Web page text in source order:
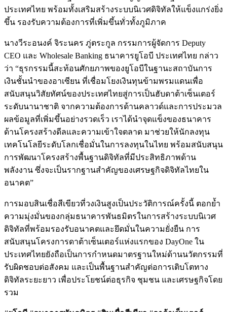
ประเทศไทย พร้อมทั้งเสริมสร้างระบบนิเวศดิจิทัลให้แข็งแกร่งยิ่ง
ขึ้น รองรับความต้องการที่เพิ่มขึ้นทั่วทั้งภูมิภาค
นางวีระอนงค์ จิระนคร ภู่ตระกูล กรรมการผู้จัดการ Deputy
CEO และ Wholesale Banking ธนาคารยูโอบี ประเทศไทย กล่าว
ว่า “ธุรกรรมนี้สะท้อนศักยภาพของยูโอบีในฐานะสถาบันการ
เงินชั้นนำของอาเซียน ที่เชื่อมโยงเงินทุนข้ามพรมแดนเพื่อ
สนับสนุนวิสัยทัศน์ของประเทศไทยสู่การเป็นฮับดาต้าเซ็นเตอร์
ระดับนานาชาติ จากความต้องการด้านคลาวด์และการประมวล
ผลข้อมูลที่เพิ่มขึ้นอย่างรวดเร็ว เราได้นำจุดแข็งของธนาคาร
ด้านโครงสร้างดีลและความเข้าใจตลาด มาช่วยให้นักลงทุน
เทคโนโลยีระดับโลกเชื่อมั่นในการลงทุนในไทย พร้อมสนับสนุน
การพัฒนาโครงสร้างพื้นฐานดิจิทัลที่มีประสิทธิภาพด้าน
พลังงาน ซึ่งจะเป็นรากฐานสำคัญของเศรษฐกิจดิจิทัลไทยใน
อนาคต”
การมอบสินเชื่อสีเขียวที่วงเงินสูงเป็นประวัติการณ์ครั้งนี้ ตอกย้ำ
ความมุ่งมั่นของกลุ่มธนาคารพันธมิตรในการสร้างระบบนิเวศ
ดิจิทัลที่พร้อมรองรับอนาคตและยึดมั่นในความยั่งยืน การ
สนับสนุนโครงการดาต้าเซ็นเตอร์แห่งแรกของ DayOne ใน
ประเทศไทยยังถือเป็นการกำหนดมาตรฐานใหม่ด้านนวัตกรรมที่
รับผิดชอบต่อสังคม และเป็นพื้นฐานสำคัญต่อการเติบโตทาง
ดิจิทัลระยะยาว เพื่อประโยชน์ต่อธุรกิจ ชุมชน และเศรษฐกิจโดย
รวม